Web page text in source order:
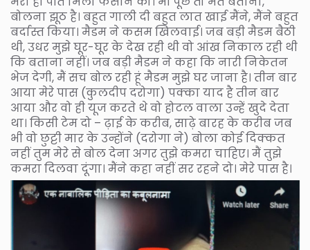
बोलना झूठ है। बहुत गाली दी बहुत लात खाई मैंने, मैंने बहुत
बर्दास्त किया। मैडम ने कसम खिलवाई। जब बड़ी मैडम बैठी
थी, उधर मुझे घूर-घूर के देख रही थी वो आंख निकाल रही थी
कि बताना नहीं। जब बड़ी मैडम ने कहा कि नारी निकेतन
भेज देगी, मैं सच बोल रही हूं मैडम मुझे घर जाना है। तीन बार
आया मेरे पास (कुलदीप दरोगा) पक्का याद है तीन बार
आया और वो ही यूज करते थे वो होटल वाला उन्हें खुदे देता
था। किसी टेम दो – ढ़ाई के करीब, साढ़े बारह के करीब जब
भी वो छुट्टी मार के उन्होंने (दरोगा ने) बोला कोई दिक्कत
नहीं तुम मेरे से बोल देना अगर तुझे कमरा चाहिए। मैं तुझे
कमरा दिलवा दूंगा। मैंने कहा नहीं सर रहने दो। मेरे पास है।